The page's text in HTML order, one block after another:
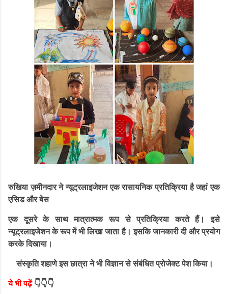
रुखिया ज़मीनदार ने न्यूट्रलाइजेशन एक रासायनिक प्रतिक्रिया है जहां एक
एसिड और बेस
एक दूसरे के साथ मात्रात्मक रूप से प्रतिक्रिया करते हैं। इसे
न्यूट्रलाइजेशन के रूप में भी लिखा जाता है। इसकि जानकारी दी और प्रयोग
करके दिखाया।
संस्कृति शहाणे इस छात्रा ने भी विज्ञान से संबंधित प्रोजेक्ट पेश किया।
ये भी पढ़ें 👇👇👇